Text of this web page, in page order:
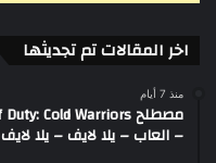
اخر المقالات تم تجديثها
منذ 7 أيام
– العاب – يلا لايف – يلا لايف